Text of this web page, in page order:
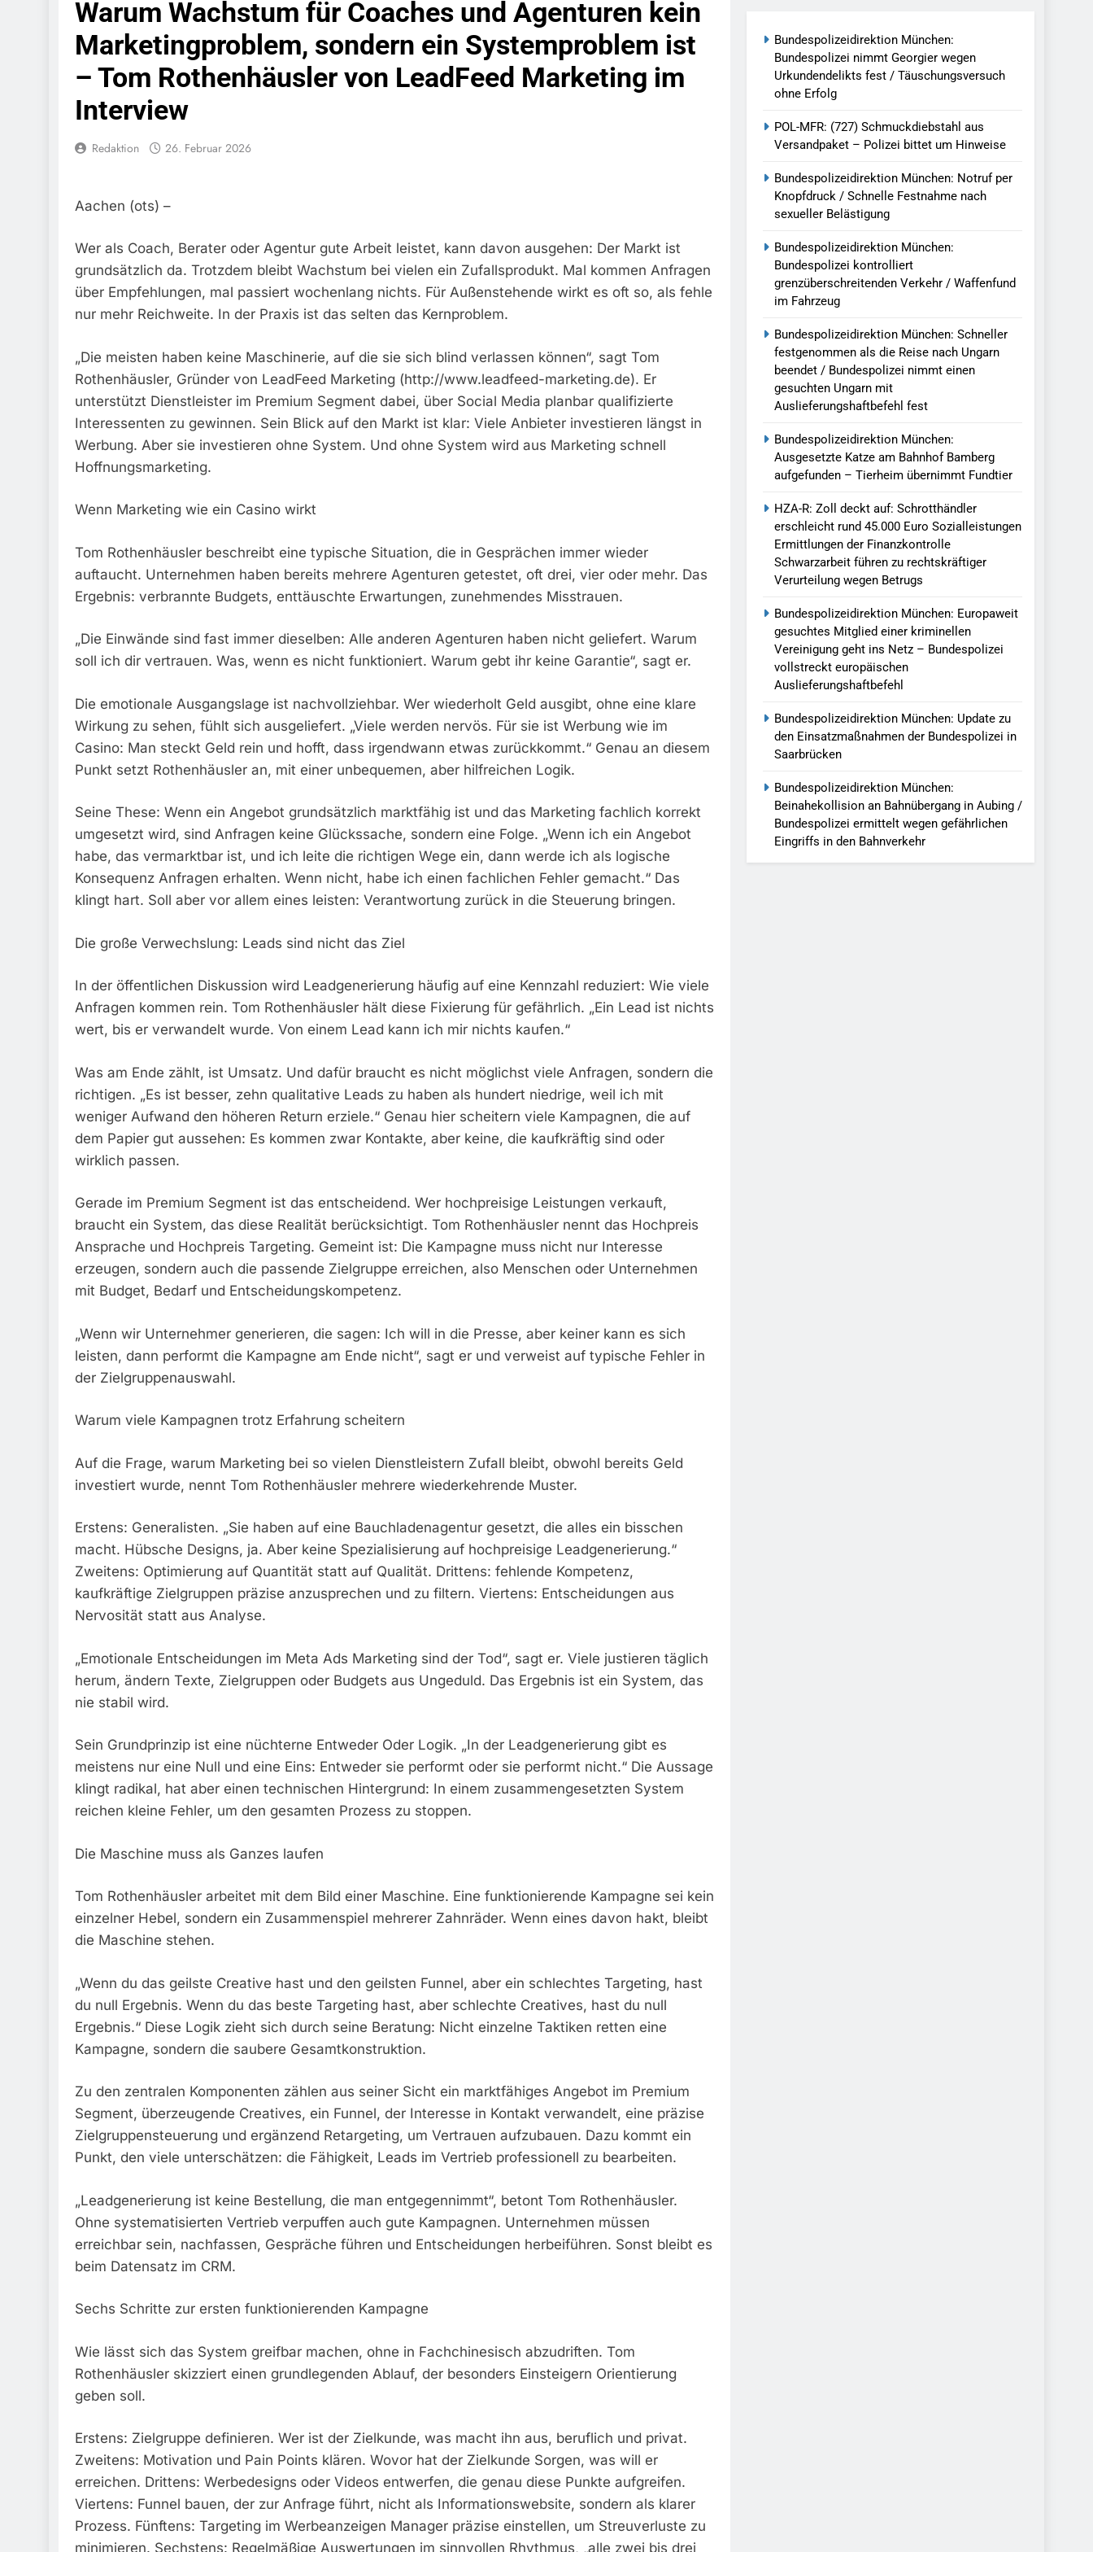
Bundespolizeidirektion München: Bundespolizei Kontrolliert Grenzüberschreitenden Verkehr / Waffenfund Im
7. August 2026
Bundespolizeidirektion München: Schneller Festgenommen Als Die Reise Nach Ungarn Beendet / Bundespolizei Nimmt
Einen Gesuchten Ungarn Mit Auslieferungshaftbefehl Fest
Bundespolizeidirektion München: Ausgesetzte Katze Am Bahnhof Bamberg Aufgefunden – Tierheim Übernimmt
HZA-R: Zoll Deckt Auf: Schrotthändler Erschleicht Rund 45.000 Euro Sozialleistungen Ermittlungen Der Finanzkontrolle
Bundespolizei Vollstreckt Europäischen Auslieferungshaftbefehl
6. August 2026
Bundespolizeidirektion München: Update Zu Den Einsatzmaßnahmen Der Bundespolizei In Saarbrücken
Bundespolizeidirektion München: Beinahekollision An Bahnübergang In Aubing / Bundespolizei Ermittelt Wegen
5. August 2026
Warum Wachstum für Coaches und Agenturen kein
Marketingproblem, sondern ein Systemproblem ist
– Tom Rothenhäusler von LeadFeed Marketing im
Interview
Redaktion 26. Februar 2026
Aachen (ots) –
Wer als Coach, Berater oder Agentur gute Arbeit leistet, kann davon ausgehen: Der Markt ist
grundsätzlich da. Trotzdem bleibt Wachstum bei vielen ein Zufallsprodukt. Mal kommen Anfragen
über Empfehlungen, mal passiert wochenlang nichts. Für Außenstehende wirkt es oft so, als fehle
nur mehr Reichweite. In der Praxis ist das selten das Kernproblem.
„Die meisten haben keine Maschinerie, auf die sie sich blind verlassen können“, sagt Tom
Rothenhäusler, Gründer von LeadFeed Marketing (http://www.leadfeed-marketing.de). Er
unterstützt Dienstleister im Premium Segment dabei, über Social Media planbar qualifizierte
Interessenten zu gewinnen. Sein Blick auf den Markt ist klar: Viele Anbieter investieren längst in
Werbung. Aber sie investieren ohne System. Und ohne System wird aus Marketing schnell
Hoffnungsmarketing.
Wenn Marketing wie ein Casino wirkt
Tom Rothenhäusler beschreibt eine typische Situation, die in Gesprächen immer wieder
auftaucht. Unternehmen haben bereits mehrere Agenturen getestet, oft drei, vier oder mehr. Das
Ergebnis: verbrannte Budgets, enttäuschte Erwartungen, zunehmendes Misstrauen.
„Die Einwände sind fast immer dieselben: Alle anderen Agenturen haben nicht geliefert. Warum
soll ich dir vertrauen. Was, wenn es nicht funktioniert. Warum gebt ihr keine Garantie“, sagt er.
Die emotionale Ausgangslage ist nachvollziehbar. Wer wiederholt Geld ausgibt, ohne eine klare
Wirkung zu sehen, fühlt sich ausgeliefert. „Viele werden nervös. Für sie ist Werbung wie im
Casino: Man steckt Geld rein und hofft, dass irgendwann etwas zurückkommt.“ Genau an diesem
Punkt setzt Rothenhäusler an, mit einer unbequemen, aber hilfreichen Logik.
Seine These: Wenn ein Angebot grundsätzlich marktfähig ist und das Marketing fachlich korrekt
umgesetzt wird, sind Anfragen keine Glückssache, sondern eine Folge. „Wenn ich ein Angebot
habe, das vermarktbar ist, und ich leite die richtigen Wege ein, dann werde ich als logische
Konsequenz Anfragen erhalten. Wenn nicht, habe ich einen fachlichen Fehler gemacht.“ Das
klingt hart. Soll aber vor allem eines leisten: Verantwortung zurück in die Steuerung bringen.
Die große Verwechslung: Leads sind nicht das Ziel
In der öffentlichen Diskussion wird Leadgenerierung häufig auf eine Kennzahl reduziert: Wie viele
Anfragen kommen rein. Tom Rothenhäusler hält diese Fixierung für gefährlich. „Ein Lead ist nichts
wert, bis er verwandelt wurde. Von einem Lead kann ich mir nichts kaufen.“
Was am Ende zählt, ist Umsatz. Und dafür braucht es nicht möglichst viele Anfragen, sondern die
richtigen. „Es ist besser, zehn qualitative Leads zu haben als hundert niedrige, weil ich mit
weniger Aufwand den höheren Return erziele.“ Genau hier scheitern viele Kampagnen, die auf
dem Papier gut aussehen: Es kommen zwar Kontakte, aber keine, die kaufkräftig sind oder
wirklich passen.
Gerade im Premium Segment ist das entscheidend. Wer hochpreisige Leistungen verkauft,
braucht ein System, das diese Realität berücksichtigt. Tom Rothenhäusler nennt das Hochpreis
Ansprache und Hochpreis Targeting. Gemeint ist: Die Kampagne muss nicht nur Interesse
erzeugen, sondern auch die passende Zielgruppe erreichen, also Menschen oder Unternehmen
mit Budget, Bedarf und Entscheidungskompetenz.
„Wenn wir Unternehmer generieren, die sagen: Ich will in die Presse, aber keiner kann es sich
leisten, dann performt die Kampagne am Ende nicht“, sagt er und verweist auf typische Fehler in
der Zielgruppenauswahl.
Warum viele Kampagnen trotz Erfahrung scheitern
Auf die Frage, warum Marketing bei so vielen Dienstleistern Zufall bleibt, obwohl bereits Geld
investiert wurde, nennt Tom Rothenhäusler mehrere wiederkehrende Muster.
Erstens: Generalisten. „Sie haben auf eine Bauchladenagentur gesetzt, die alles ein bisschen
macht. Hübsche Designs, ja. Aber keine Spezialisierung auf hochpreisige Leadgenerierung.“
Zweitens: Optimierung auf Quantität statt auf Qualität. Drittens: fehlende Kompetenz,
kaufkräftige Zielgruppen präzise anzusprechen und zu filtern. Viertens: Entscheidungen aus
Nervosität statt aus Analyse.
„Emotionale Entscheidungen im Meta Ads Marketing sind der Tod“, sagt er. Viele justieren täglich
herum, ändern Texte, Zielgruppen oder Budgets aus Ungeduld. Das Ergebnis ist ein System, das
nie stabil wird.
Sein Grundprinzip ist eine nüchterne Entweder Oder Logik. „In der Leadgenerierung gibt es
meistens nur eine Null und eine Eins: Entweder sie performt oder sie performt nicht.“ Die Aussage
klingt radikal, hat aber einen technischen Hintergrund: In einem zusammengesetzten System
reichen kleine Fehler, um den gesamten Prozess zu stoppen.
Die Maschine muss als Ganzes laufen
Tom Rothenhäusler arbeitet mit dem Bild einer Maschine. Eine funktionierende Kampagne sei kein
einzelner Hebel, sondern ein Zusammenspiel mehrerer Zahnräder. Wenn eines davon hakt, bleibt
die Maschine stehen.
„Wenn du das geilste Creative hast und den geilsten Funnel, aber ein schlechtes Targeting, hast
du null Ergebnis. Wenn du das beste Targeting hast, aber schlechte Creatives, hast du null
Ergebnis.“ Diese Logik zieht sich durch seine Beratung: Nicht einzelne Taktiken retten eine
Kampagne, sondern die saubere Gesamtkonstruktion.
Zu den zentralen Komponenten zählen aus seiner Sicht ein marktfähiges Angebot im Premium
Segment, überzeugende Creatives, ein Funnel, der Interesse in Kontakt verwandelt, eine präzise
Zielgruppensteuerung und ergänzend Retargeting, um Vertrauen aufzubauen. Dazu kommt ein
Punkt, den viele unterschätzen: die Fähigkeit, Leads im Vertrieb professionell zu bearbeiten.
„Leadgenerierung ist keine Bestellung, die man entgegennimmt“, betont Tom Rothenhäusler.
Ohne systematisierten Vertrieb verpuffen auch gute Kampagnen. Unternehmen müssen
erreichbar sein, nachfassen, Gespräche führen und Entscheidungen herbeiführen. Sonst bleibt es
beim Datensatz im CRM.
Sechs Schritte zur ersten funktionierenden Kampagne
Wie lässt sich das System greifbar machen, ohne in Fachchinesisch abzudriften. Tom
Rothenhäusler skizziert einen grundlegenden Ablauf, der besonders Einsteigern Orientierung
geben soll.
Erstens: Zielgruppe definieren. Wer ist der Zielkunde, was macht ihn aus, beruflich und privat.
Zweitens: Motivation und Pain Points klären. Wovor hat der Zielkunde Sorgen, was will er
erreichen. Drittens: Werbedesigns oder Videos entwerfen, die genau diese Punkte aufgreifen.
Viertens: Funnel bauen, der zur Anfrage führt, nicht als Informationswebsite, sondern als klarer
Prozess. Fünftens: Targeting im Werbeanzeigen Manager präzise einstellen, um Streuverluste zu
minimieren. Sechstens: Regelmäßige Auswertungen im sinnvollen Rhythmus, „alle zwei bis drei
Bundespolizeidirektion München:
Bundespolizei nimmt Georgier wegen
Urkundendelikts fest / Täuschungsversuch
ohne Erfolg
POL-MFR: (727) Schmuckdiebstahl aus
Versandpaket – Polizei bittet um Hinweise
Bundespolizeidirektion München: Notruf per
Knopfdruck / Schnelle Festnahme nach
sexueller Belästigung
Bundespolizeidirektion München:
Bundespolizei kontrolliert
grenzüberschreitenden Verkehr / Waffenfund
im Fahrzeug
Bundespolizeidirektion München: Schneller
festgenommen als die Reise nach Ungarn
beendet / Bundespolizei nimmt einen
gesuchten Ungarn mit
Auslieferungshaftbefehl fest
Bundespolizeidirektion München:
Ausgesetzte Katze am Bahnhof Bamberg
aufgefunden – Tierheim übernimmt Fundtier
HZA-R: Zoll deckt auf: Schrotthändler
erschleicht rund 45.000 Euro Sozialleistungen
Ermittlungen der Finanzkontrolle
Schwarzarbeit führen zu rechtskräftiger
Verurteilung wegen Betrugs
Bundespolizeidirektion München: Europaweit
gesuchtes Mitglied einer kriminellen
Vereinigung geht ins Netz – Bundespolizei
vollstreckt europäischen
Auslieferungshaftbefehl
Bundespolizeidirektion München: Update zu
den Einsatzmaßnahmen der Bundespolizei in
Saarbrücken
Bundespolizeidirektion München:
Beinahekollision an Bahnübergang in Aubing /
Bundespolizei ermittelt wegen gefährlichen
Eingriffs in den Bahnverkehr